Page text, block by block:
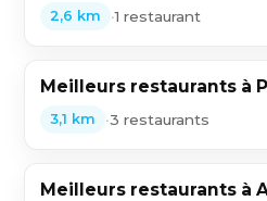
2,6 km •1 restaurant
Meilleurs restaurants à
3,1 km •3 restaurants
Meilleurs restaurants à